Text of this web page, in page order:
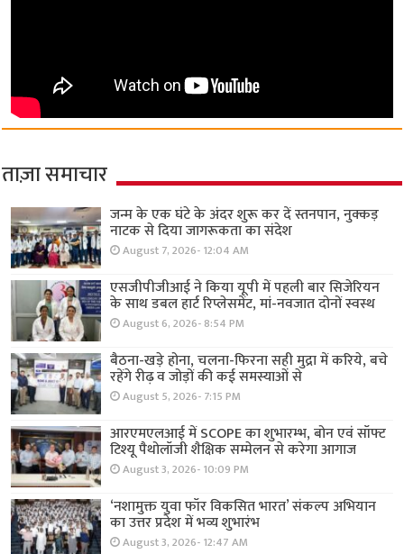
ताज़ा समाचार
जन्म के एक घंटे के अंदर शुरू कर दें स्तनपान, नुक्कड़
नाटक से दिया जागरूकता का संदेश
August 7, 2026- 12:04 AM
एसजीपीजीआई ने किया यूपी में पहली बार सिजेरियन
के साथ डबल हार्ट रिप्लेसमेंट, मां-नवजात दोनों स्वस्थ
August 6, 2026- 8:54 PM
बैठना-खड़े होना, चलना-फिरना सही मुद्रा में करिये, बचे
रहेंगे रीढ़ व जोड़ों की कई समस्याओं से
August 5, 2026- 7:15 PM
आरएमएलआई में SCOPE का शुभारम्भ, बोन एवं सॉफ्ट
टिश्यू पैथोलॉजी शैक्षिक सम्मेलन से करेगा आगाज
August 3, 2026- 10:09 PM
‘नशामुक्त युवा फॉर विकसित भारत’ संकल्प अभियान
का उत्तर प्रदेश में भव्य शुभारंभ
August 3, 2026- 12:47 AM